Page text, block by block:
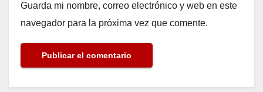
Guarda mi nombre, correo electrónico y web en este
navegador para la próxima vez que comente.